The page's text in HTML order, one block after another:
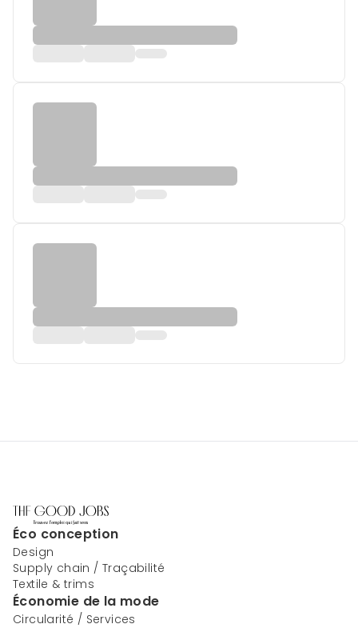
Éco conception
Design
Supply chain / Traçabilité
Textile & trims
Économie de la mode
Circularité / Services